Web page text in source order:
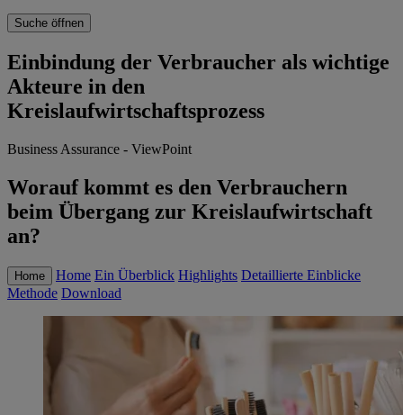
Suche öffnen
Einbindung der Verbraucher als wichtige
Akteure in den
Kreislaufwirtschaftsprozess
Business Assurance - ViewPoint
Worauf kommt es den Verbrauchern
beim Übergang zur Kreislaufwirtschaft
an?
Home Home Ein Überblick Highlights Detaillierte Einblicke
Methode Download